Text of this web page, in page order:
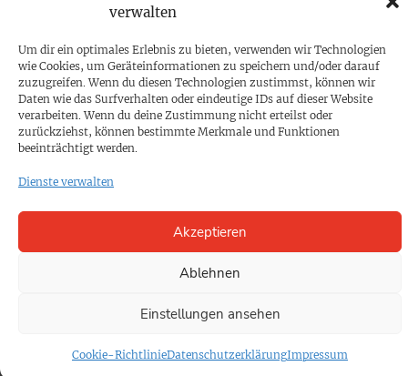
verwalten
Um dir ein optimales Erlebnis zu bieten, verwenden wir Technologien
wie Cookies, um Geräteinformationen zu speichern und/oder darauf
zuzugreifen. Wenn du diesen Technologien zustimmst, können wir
Daten wie das Surfverhalten oder eindeutige IDs auf dieser Website
verarbeiten. Wenn du deine Zustimmung nicht erteilst oder
zurückziehst, können bestimmte Merkmale und Funktionen
beeinträchtigt werden.
Dienste verwalten
Akzeptieren
Ablehnen
Einstellungen ansehen
Cookie-RichtlinieDatenschutzerklärungImpressum
PROKOMPAKT
Impressum
SPENDEN
Datenschutz
KONTAKT
Cookie-Richtlinie